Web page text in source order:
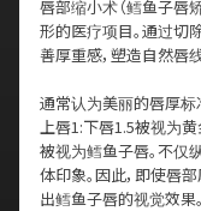
唇部缩小术（鳕鱼子唇
形的医疗项目。通过切
善厚重感，塑造自然唇线
通常认为美丽的唇厚标
上唇1:下唇1.5被视为黄
被视为鳕鱼子唇。不仅
体印象。因此，即使唇
出鳕鱼子唇的视觉效果。